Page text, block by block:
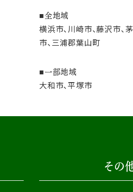
全地域
横浜市、川崎市、藤沢市、
市、三浦郡葉山町
一部地域
大和市、平塚市
その